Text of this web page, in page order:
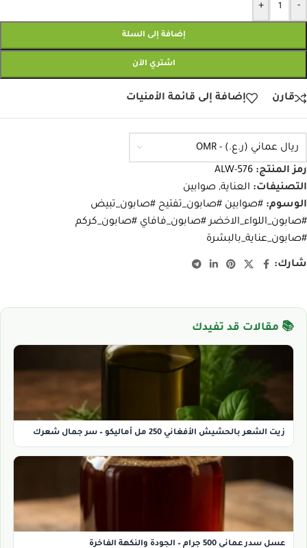
-
+
إضافة إلى السلة
اشتري الآن
قارن إضافة إلى قائمة الأمنيات
ريال عماني (ر.ع.) - OMR
رمز المنتج: ALW-576
التصنيفات: العناية, صوابين
الوسوم: #صوابين #صابون_تفتيح #صابون_تبيض
#صابون_اللواء_الاخضر #صابون_فافاي #صابون_كركم
#صابون_عناية_بالبشرة
شارك:
📚 مقالات قد تفيدك
زيت الشعر بالحشيش الأفغاني 250 مل أماليكو – سر جمال شعرك
عسل سدر عماني 500 جرام – الجودة والنكهة الفاخرة